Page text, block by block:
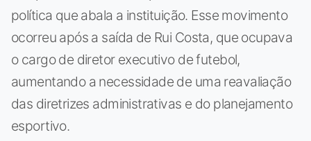
política que abala a instituição. Esse movimento
ocorreu após a saída de Rui Costa, que ocupava
o cargo de diretor executivo de futebol,
aumentando a necessidade de uma reavaliação
das diretrizes administrativas e do planejamento
esportivo.